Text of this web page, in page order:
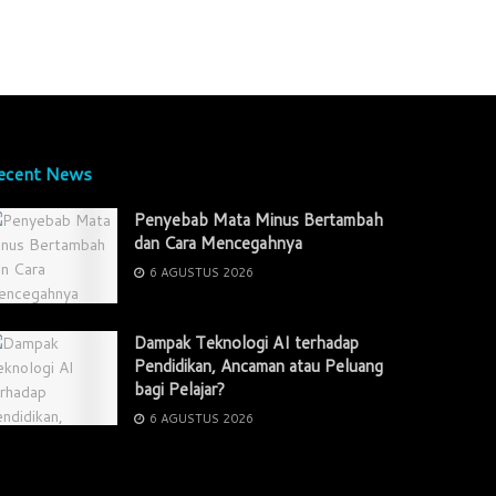
News
Penyebab Mata Minus Bertambah
dan Cara Mencegahnya
6 AGUSTUS 2026
Dampak Teknologi AI terhadap
Pendidikan, Ancaman atau Peluang
bagi Pelajar?
6 AGUSTUS 2026